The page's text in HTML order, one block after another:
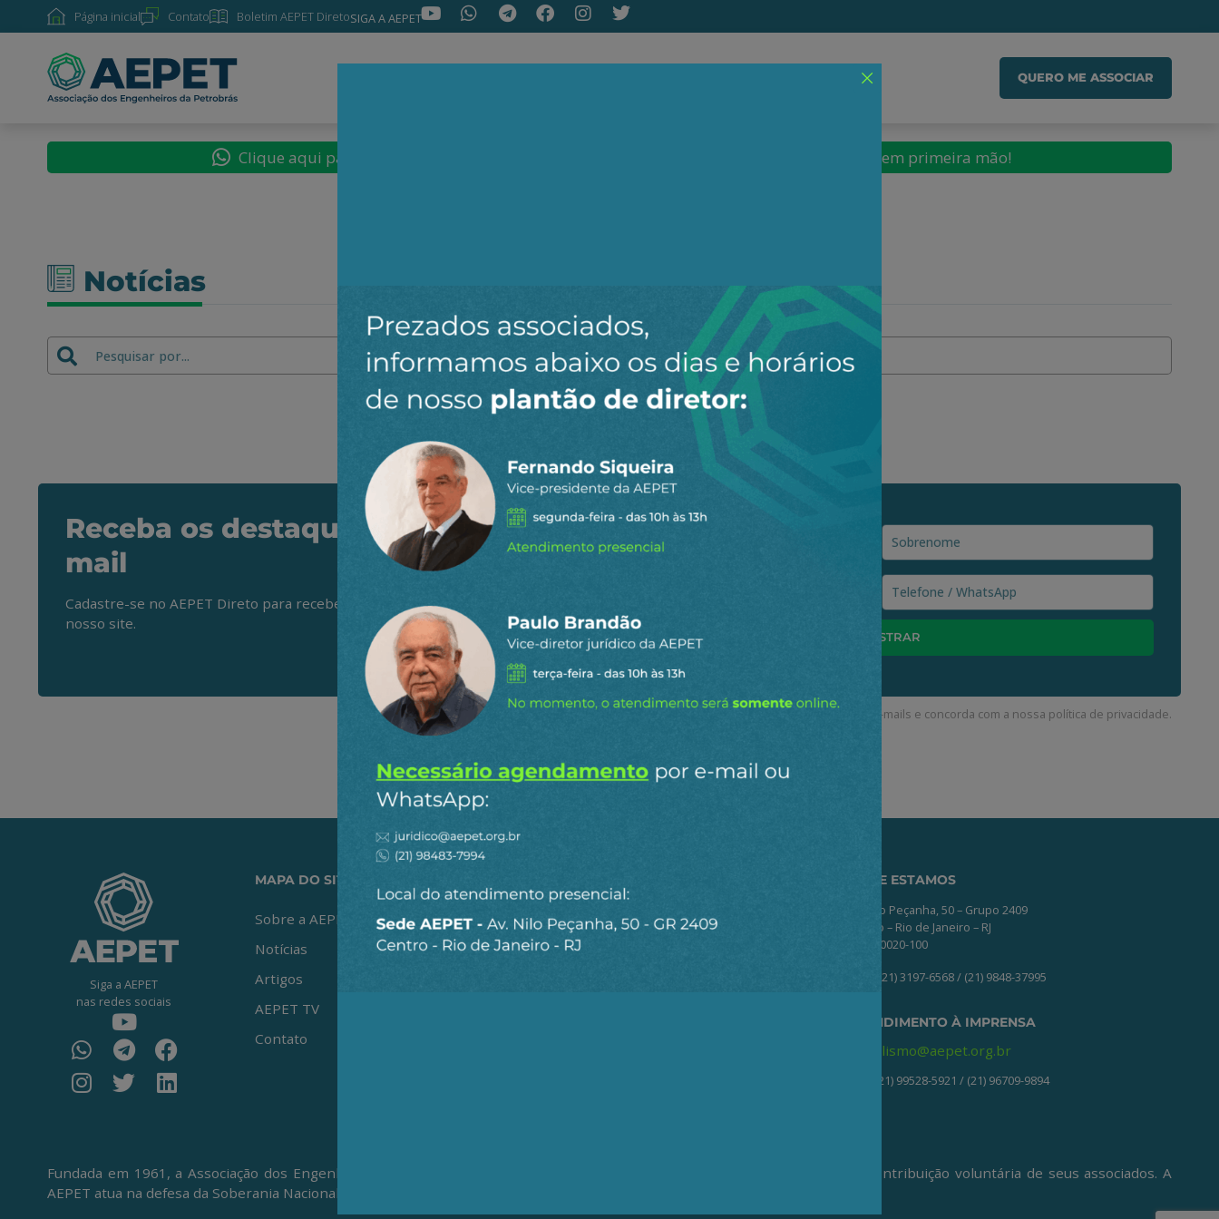
Página inicial Contato Boletim AEPET DiretoSIGA A AEPET
QUERO ME ASSOCIAR
Clique aqui para seguir o novo canal da AEPET no WhatsApp e receber nossos conteúdos em primeira mão!
Notícias
Nenhuma notícia encontrada.
Receba os destaques do dia por e-
mail
Cadastre-se no AEPET Direto para receber os principais conteúdos publicados em
nosso site.
Ao clicar em “Cadastrar” você aceita receber nossos e-mails e concorda com a nossa política de privacidade.
Siga a AEPET
nas redes sociais
MAPA DO SITE
Sobre a AEPET
Notícias
Artigos
AEPET TV
Contato
Clique no botão abaixo para enviar as
ONDE ESTAMOS
Av. Nilo Peçanha, 50 – Grupo 2409
Centro – Rio de Janeiro – RJ
CEP: 20020-100
(21) 3197-6568 / (21) 9848-37995
ATENDIMENTO À IMPRENSA
jornalismo@aepet.org.br
(21) 99528-5921 / (21) 96709-9894
Fundada em 1961, a Associação dos Engenheiros da Petrobrás (AEPET) é uma sociedade sem fins lucrativos, que vive da contribuição voluntária de seus associados. A
AEPET atua na defesa da Soberania Nacional, da Petrobrás e de seu Corpo Técnico.